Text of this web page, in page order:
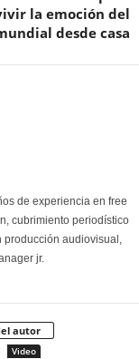
la emoción del
desde casa
de experiencia en free
cubrimiento periodístico
producción audiovisual,
jr.
autor
Video